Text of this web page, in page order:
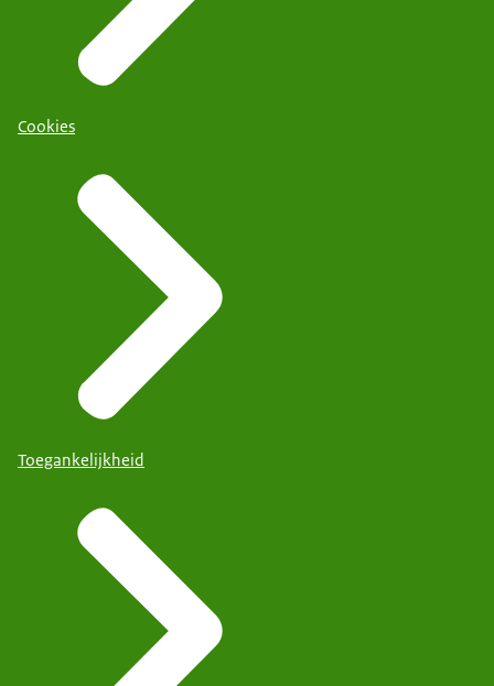
Cookies
Toegankelijkheid